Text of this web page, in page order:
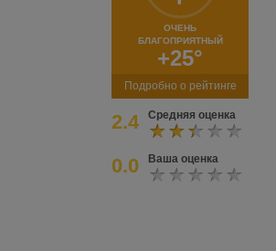
ОЧЕНЬ
БЛАГОПРИЯТНЫЙ
+25°
Подробно о рейтинге
2.4 Средняя оценка
0.0 Ваша оценка